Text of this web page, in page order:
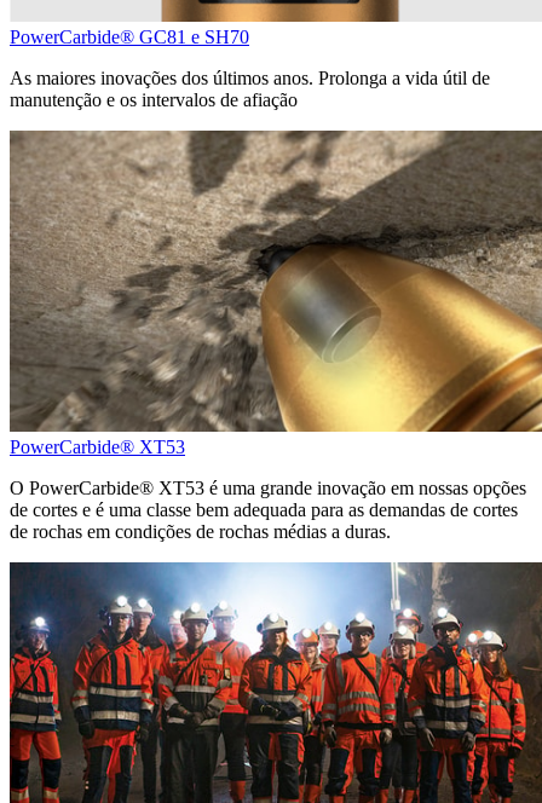
PowerCarbide® GC81 e SH70
As maiores inovações dos últimos anos. Prolonga a vida útil de
manutenção e os intervalos de afiação
PowerCarbide® XT53
O PowerCarbide® XT53 é uma grande inovação em nossas opções
de cortes e é uma classe bem adequada para as demandas de cortes
de rochas em condições de rochas médias a duras.